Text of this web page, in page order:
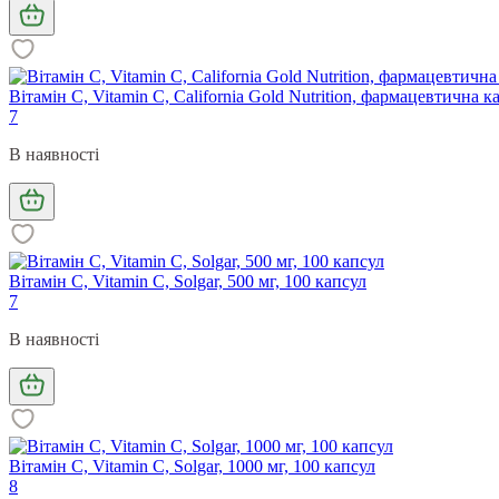
Вітамін C, Vitamin C, California Gold Nutrition, фармацевтична
7
В наявності
Вітамін С, Vitamin C, Solgar, 500 мг, 100 капсул
7
В наявності
Вітамін С, Vitamin C, Solgar, 1000 мг, 100 капсул
8